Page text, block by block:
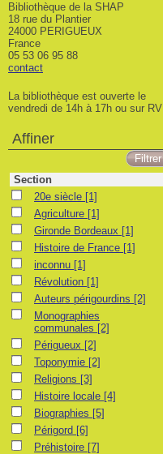
Bibliothèque de la SHAP
18 rue du Plantier
24000 PERIGUEUX
France
05 53 06 95 88
contact
La bibliothèque est ouverte le
vendredi de 14h à 17h ou sur RV
Affiner
Section
20e siècle [1]
Agriculture [1]
Gironde Bordeaux [1]
Histoire de France [1]
inconnu [1]
Révolution [1]
Auteurs périgourdins [2]
Monographies
communales [2]
Périgueux [2]
Toponymie [2]
Religions [3]
Histoire locale [4]
Biographies [5]
Périgord [6]
Préhistoire [7]